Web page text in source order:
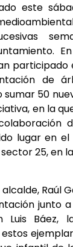
este
participado
de
50
en la
lugar en el
25, en
Raúl
junto
Luis Báez,